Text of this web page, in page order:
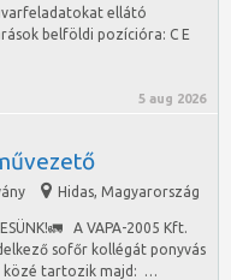
ellátó
belföldi pozícióra: C E
5 aug 2026
Hidas, Magyarország
A VAPA-2005 Kft.
sofőr kollégát ponyvás
közé tartozik majd: …